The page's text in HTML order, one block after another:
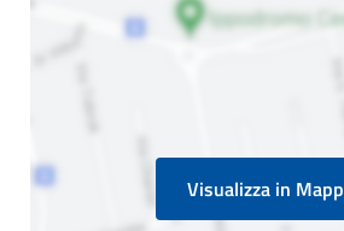
Visualizza in